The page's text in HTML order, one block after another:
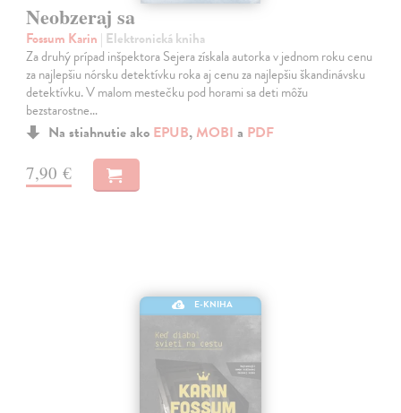
Neobzeraj sa
Fossum Karin | Elektronická kniha
Za druhý prípad inšpektora Sejera získala autorka v jednom roku cenu
za najlepšiu nórsku detektívku roka aj cenu za najlepšiu škandinávsku
detektívku. V malom mestečku pod horami sa deti môžu
bezstarostne…
Na stiahnutie ako EPUB, MOBI a PDF
7,90 €
E-KNIHA